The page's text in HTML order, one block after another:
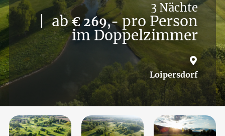
3 Nächte
| ab€ 269,-pro Person
im Doppelzimmer
Loipersdorf